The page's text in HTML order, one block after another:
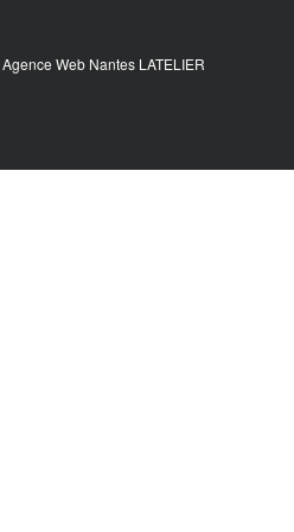
Agence Web Nantes LATELIER